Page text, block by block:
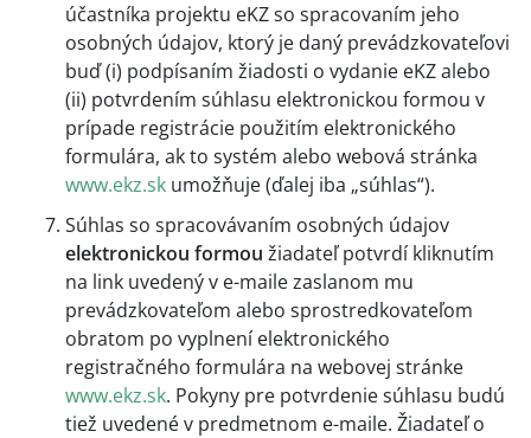
účastníka projektu eKZ so spracovaním jeho
osobných údajov, ktorý je daný prevádzkovateľovi
buď (i) podpísaním žiadosti o vydanie eKZ alebo
(ii) potvrdením súhlasu elektronickou formou v
prípade registrácie použitím elektronického
formulára, ak to systém alebo webová stránka
www.ekz.sk umožňuje (ďalej iba „súhlas“).
Súhlas so spracovávaním osobných údajov
elektronickou formou žiadateľ potvrdí kliknutím
na link uvedený v e-maile zaslanom mu
prevádzkovateľom alebo sprostredkovateľom
obratom po vyplnení elektronického
registračného formulára na webovej stránke
www.ekz.sk. Pokyny pre potvrdenie súhlasu budú
tiež uvedené v predmetnom e-maile. Žiadateľ o